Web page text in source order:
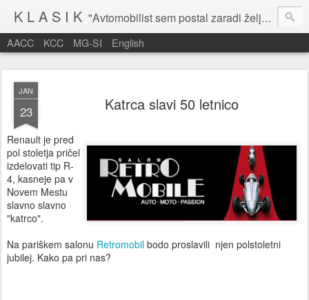
K L A S I K "Avtomobilist sem postal zaradi želje po potovanju in dejavnosti v prostem času." Baron Anton Codelli
AACC KCC MG-SI English
JAN
23 Katrca slavi 50 letnico
Renault je pred
pol stoletja pričel
izdelovati tip R-
4, kasneje pa v
Novem Mestu
slavno slavno
"katrco".
Na pariškem salonu Retromobil bodo proslavili njen polstoletni
jubilej. Kako pa pri nas?